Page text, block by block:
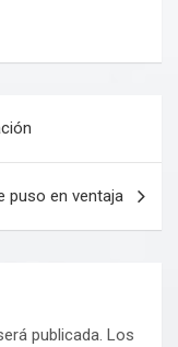
puso en ventaja
publicada. Los